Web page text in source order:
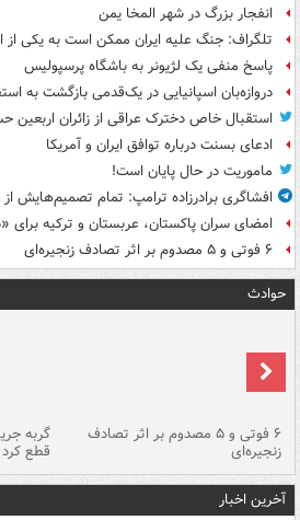
انفجار بزرگ در شهر المخا یمن
تلگراف: جنگ علیه ایران ممکن است به یکی از
پاسخ منفی یک لژیونر به باشگاه پرسپولیس
دروازه‌بان اسپانیایی در یک‌قدمی بازگشت به
استقبال خاص دخترک عراقی از زائران اربعین
ادعای بسنت درباره توافق ایران و آمریکا
ماموریت در حال پایان است!
افشاگری برادرزاده ترامپ: تمام تصمیم‌هایش
امضای سران پاکستان، عربستان و ترکیه برای
۶ فوتی و ۵ مصدوم بر اثر تصادف زنجیره‌ای
حوادث
۶ فوتی و ۵ مصدوم بر اثر تصادف
زنجیره‌ای
گربه
قطع کرد
آخرین اخبار